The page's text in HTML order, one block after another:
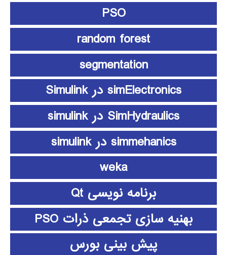
PSO
random forest
segmentation
simElectronics در Simulink
SimHydraulics در simulink
simmehanics در simulink
weka
برنامه نویسی Qt
بهنیه سازی تجمعی ذرات PSO
پیش بینی بورس